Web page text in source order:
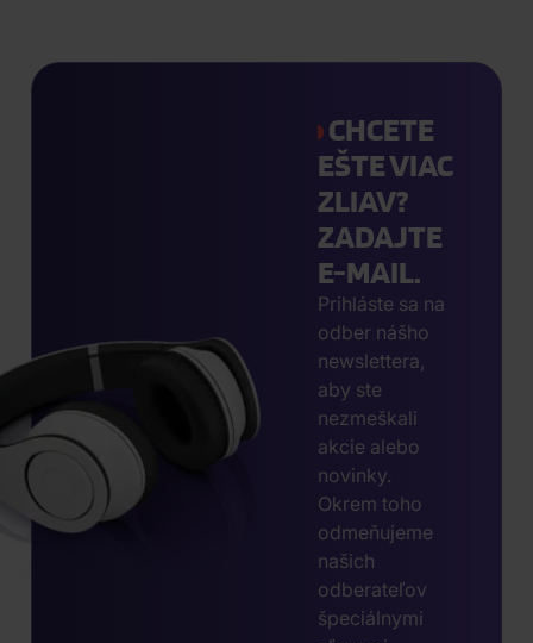
CHCETE
EŠTE VIAC
ZLIAV?
ZADAJTE
E-MAIL.
Prihláste sa na
odber nášho
newslettera,
aby ste
nezmeškali
akcie alebo
novinky.
Okrem toho
odmeňujeme
našich
odberateľov
špeciálnymi